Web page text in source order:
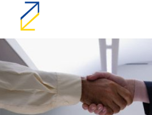
Skip
content